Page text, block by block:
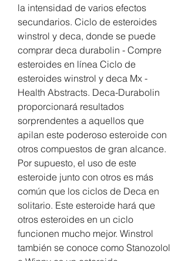
la intensidad de varios efectos
secundarios. Ciclo de esteroides
winstrol y deca, donde se puede
comprar deca durabolin - Compre
esteroides en línea Ciclo de
esteroides winstrol y deca Mx -
Health Abstracts. Deca-Durabolin
proporcionará resultados
sorprendentes a aquellos que
apilan este poderoso esteroide con
otros compuestos de gran alcance.
Por supuesto, el uso de este
esteroide junto con otros es más
común que los ciclos de Deca en
solitario. Este esteroide hará que
otros esteroides en un ciclo
funcionen mucho mejor. Winstrol
también se conoce como Stanozolol